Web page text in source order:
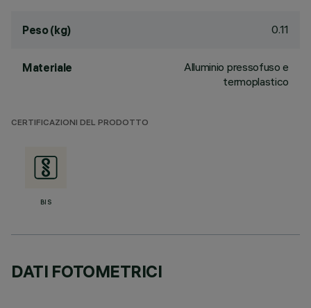
Peso (kg) 0.11
Materiale
Alluminio pressofuso e
termoplastico
CERTIFICAZIONI DEL PRODOTTO
BIS
DATI FOTOMETRICI